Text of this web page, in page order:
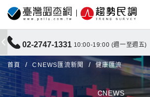
02-2747-1331 10:00-19:00 (週一至週五)
首頁 CNEWS匯流新聞 健康匯流
CNEWS